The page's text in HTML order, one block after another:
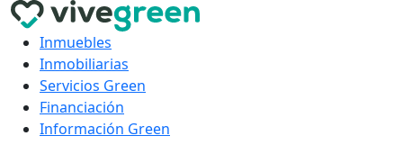
Inmuebles
Inmobiliarias
Servicios Green
Financiación
Información Green